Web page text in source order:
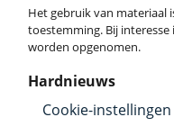
Het gebruik van materiaal
toestemming. Bij
worden opgenomen.
Hardnieuws
Cookie-instellingen